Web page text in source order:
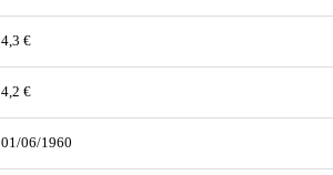
4,3 €
4,2 €
01/06/1960